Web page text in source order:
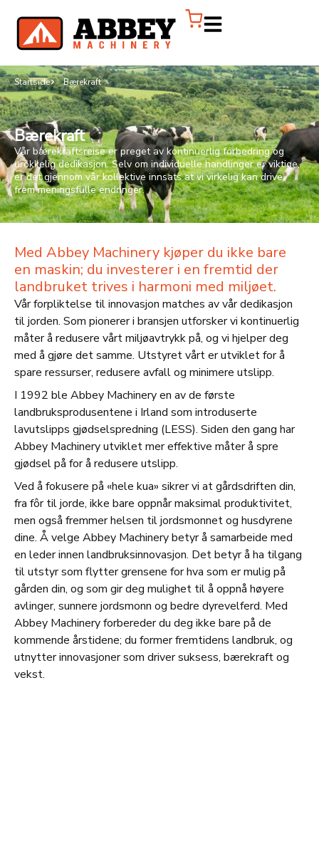
Startside Bærekraft
Bærekraft
Vår bærekraftsreise er preget av kontinuerlig forbedring og
urokkelig dedikasjon. Selv om individuelle handlinger er viktige,
er det gjennom vår kollektive innsats at vi virkelig kan drive
frem meningsfulle endringer.
Med Abbey Machinery kjøper du ikke bare
en maskin; du investerer i en fremtid der
landbruket trives i harmoni med miljøet.
Vår forpliktelse til innovasjon matches av vår dedikasjon
til jorden. Som pionerer i bransjen utforsker vi kontinuerlig
måter å redusere vårt miljøavtrykk på, og vi hjelper deg
med å gjøre det samme. Utstyret vårt er utviklet for å
spare ressurser, redusere avfall og minimere utslipp.
I 1992 ble Abbey Machinery en av de første
landbruksprodusentene i Irland som introduserte
lavutslipps gjødselspredning (LESS). Siden den gang har
Abbey Machinery utviklet mer effektive måter å spre
gjødsel på for å redusere utslipp.
Ved å fokusere på «hele kua» sikrer vi at gårdsdriften din,
fra fôr til jorde, ikke bare oppnår maksimal produktivitet,
men også fremmer helsen til jordsmonnet og husdyrene
dine. Å velge Abbey Machinery betyr å samarbeide med
en leder innen landbruksinnovasjon. Det betyr å ha tilgang
til utstyr som flytter grensene for hva som er mulig på
gården din, og som gir deg mulighet til å oppnå høyere
avlinger, sunnere jordsmonn og bedre dyrevelferd. Med
Abbey Machinery forbereder du deg ikke bare på de
kommende årstidene; du former fremtidens landbruk, og
utnytter innovasjoner som driver suksess, bærekraft og
vekst.